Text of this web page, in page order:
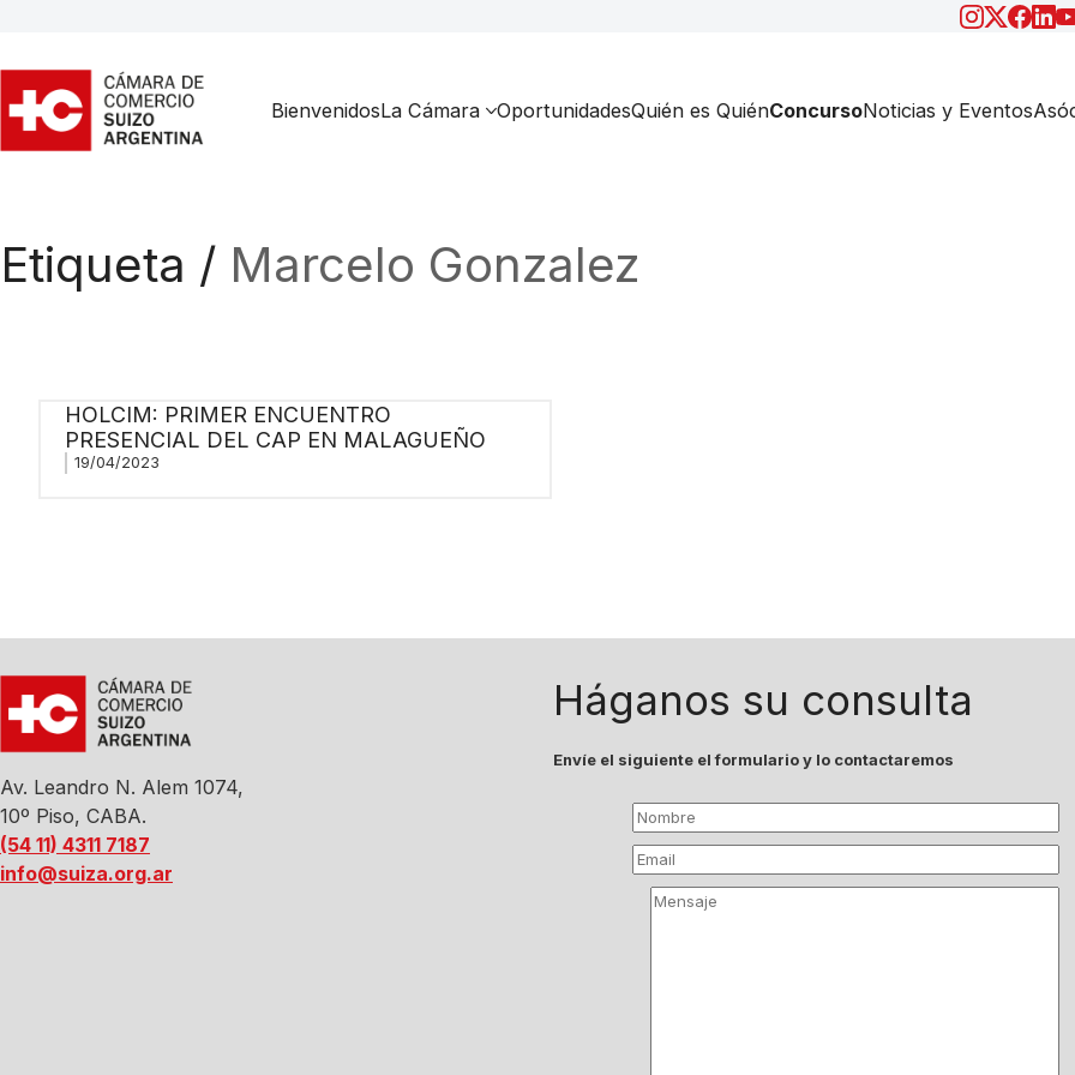
BienvenidosLa Cámara OportunidadesQuién es QuiénConcursoNoticias y Eventos
Etiqueta / Marcelo Gonzalez
HOLCIM: PRIMER ENCUENTRO
PRESENCIAL DEL CAP EN MALAGUEÑO
19/04/2023
Av. Leandro N. Alem 1074,
10º Piso, CABA.
(54 11) 4311 7187
info@suiza.org.ar
Háganos su consulta
Envíe el siguiente el formulario y lo contactaremos